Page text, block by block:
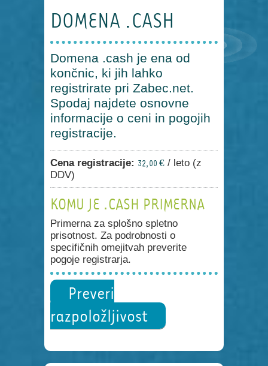
DOMENA .CASH
Domena .cash je ena od
končnic, ki jih lahko
registrirate pri Zabec.net.
Spodaj najdete osnovne
informacije o ceni in pogojih
registracije.
Cena registracije: 32,00 € / leto (z
DDV)
KOMU JE .CASH PRIMERNA
Primerna za splošno spletno
prisotnost. Za podrobnosti o
specifičnih omejitvah preverite
pogoje registrarja.
Preveri
razpoložljivost